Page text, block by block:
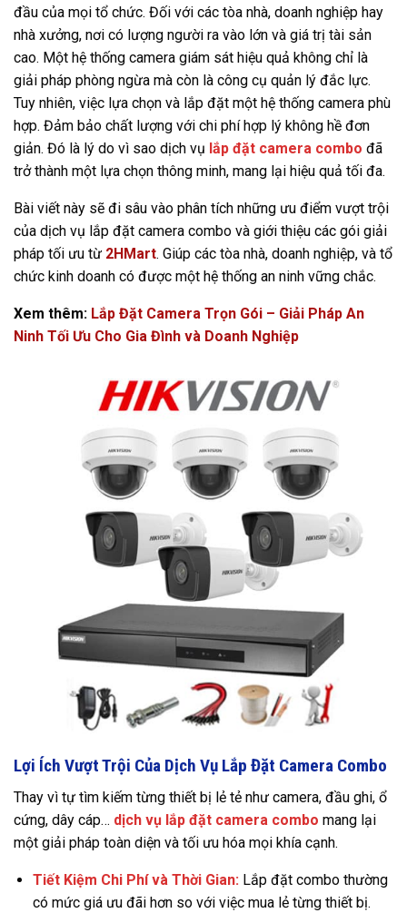
đầu của mọi tổ chức. Đối với các tòa nhà, doanh nghiệp hay
nhà xưởng, nơi có lượng người ra vào lớn và giá trị tài sản
cao. Một hệ thống camera giám sát hiệu quả không chỉ là
giải pháp phòng ngừa mà còn là công cụ quản lý đắc lực.
Tuy nhiên, việc lựa chọn và lắp đặt một hệ thống camera phù
hợp. Đảm bảo chất lượng với chi phí hợp lý không hề đơn
giản. Đó là lý do vì sao dịch vụ lắp đặt camera combo đã
trở thành một lựa chọn thông minh, mang lại hiệu quả tối đa.
Bài viết này sẽ đi sâu vào phân tích những ưu điểm vượt trội
của dịch vụ lắp đặt camera combo và giới thiệu các gói giải
pháp tối ưu từ 2HMart. Giúp các tòa nhà, doanh nghiệp, và tổ
chức kinh doanh có được một hệ thống an ninh vững chắc.
Xem thêm: Lắp Đặt Camera Trọn Gói – Giải Pháp An
Ninh Tối Ưu Cho Gia Đình và Doanh Nghiệp
Lợi Ích Vượt Trội Của Dịch Vụ Lắp Đặt Camera Combo
Thay vì tự tìm kiếm từng thiết bị lẻ tẻ như camera, đầu ghi, ổ
cứng, dây cáp… dịch vụ lắp đặt camera combo mang lại
một giải pháp toàn diện và tối ưu hóa mọi khía cạnh.
Tiết Kiệm Chi Phí và Thời Gian:Lắp đặt combo thường
có mức giá ưu đãi hơn so với việc mua lẻ từng thiết bị.